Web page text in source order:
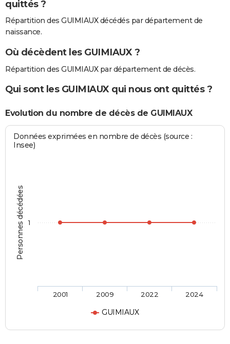
quittés ?
Répartition des GUIMIAUX décédés par département de
naissance.
Où décèdent les GUIMIAUX ?
Répartition des GUIMIAUX par département de décès.
Qui sont les GUIMIAUX qui nous ont quittés ?
Evolution du nombre de décès de GUIMIAUX
Personnes décédées
Données exprimées en nombre de décès (source :
Insee)
GUIMIAUX
2001 2009 2022 2024
1